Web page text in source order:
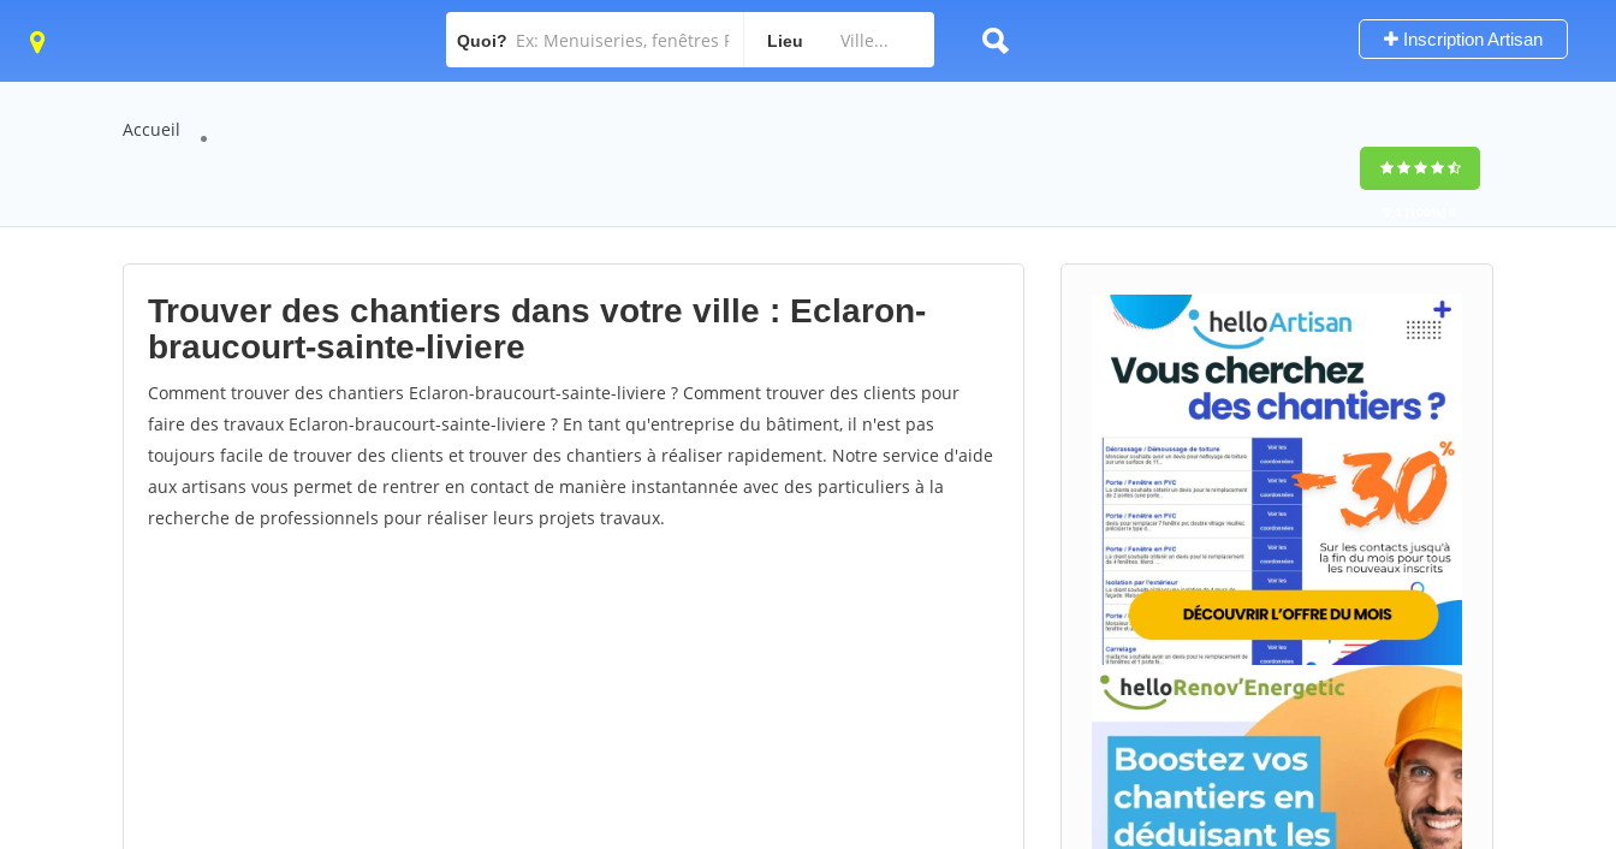
Quoi? Lieu Inscription Artisan
Accueil
Trouver des chantiers dans votre ville : Eclaron-
braucourt-sainte-liviere
Comment trouver des chantiers Eclaron-braucourt-sainte-liviere ? Comment trouver des clients pour
faire des travaux Eclaron-braucourt-sainte-liviere ? En tant qu'entreprise du bâtiment, il n'est pas
toujours facile de trouver des clients et trouver des chantiers à réaliser rapidement. Notre service d'aide
aux artisans vous permet de rentrer en contact de manière instantannée avec des particuliers à la
recherche de professionnels pour réaliser leurs projets travaux.